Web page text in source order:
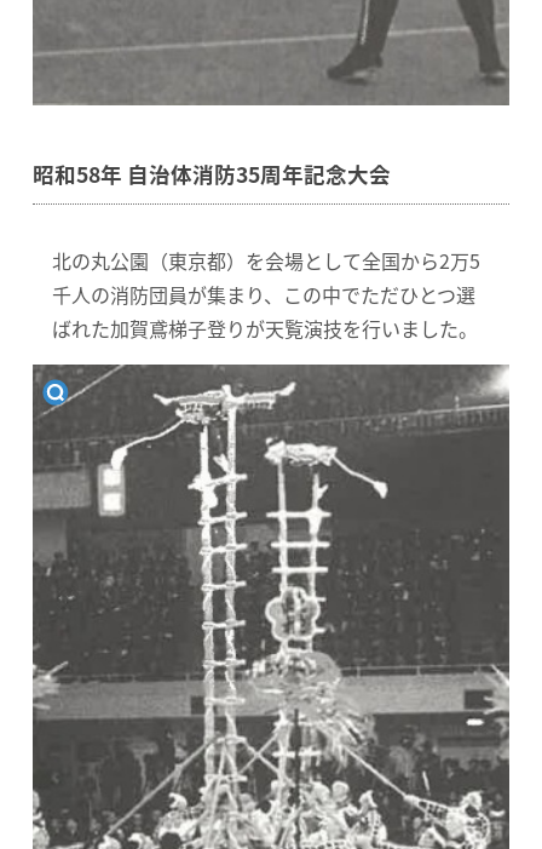
昭和58年 自治体消防35周年記念大会
北の丸公園（東京都）を会場として全国から2万5
千人の消防団員が集まり、この中でただひとつ選
ばれた加賀鳶梯子登りが天覧演技を行いました。